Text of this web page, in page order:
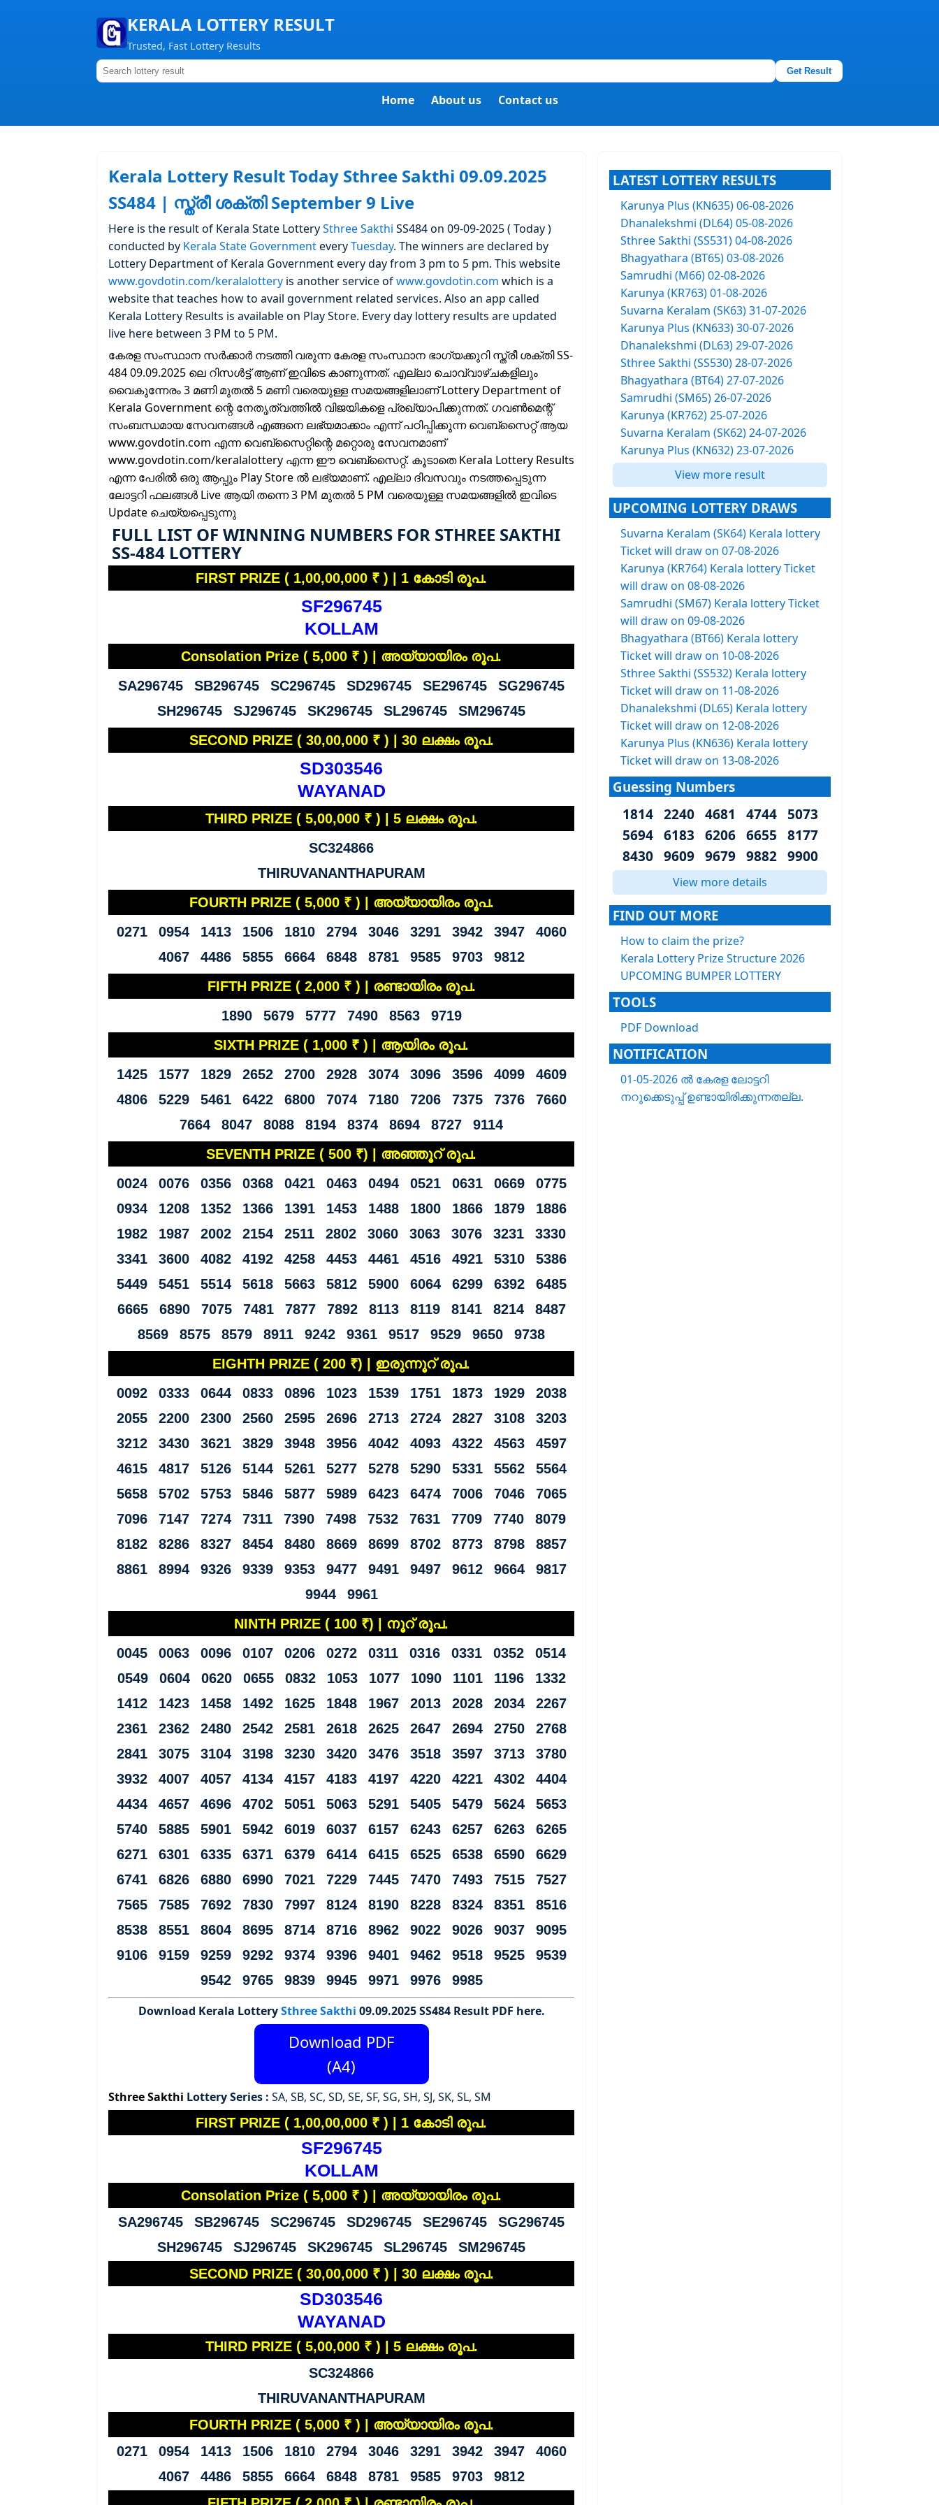
KERALA LOTTERY RESULT
Trusted, Fast Lottery Results
Get Result
Home About us Contact us
Kerala Lottery Result Today Sthree Sakthi 09.09.2025
SS484 | സ്ത്രീ ശക്തി September 9 Live
Here is the result of Kerala State LotterySthree Sakthi SS484 on 09-09-2025 ( Today )
conducted by Kerala State GovernmenteveryTuesday. The winners are declared by
Lottery Department of Kerala Government every day from 3 pm to 5 pm. This website
www.govdotin.com/keralalottery is another service ofwww.govdotin.com which is a
website that teaches how to avail government related services. Also an app called
Kerala Lottery Results is available on Play Store. Every day lottery results are updated
live here between 3 PM to 5 PM.
കേരള സംസ്ഥാന സർക്കാർ നടത്തി വരുന്ന കേരള സംസ്ഥാന ഭാഗ്യക്കുറി സ്ത്രീ ശക്തി SS-
484 09.09.2025 ലെ റിസൾട്ട് ആണ് ഇവിടെ കാണുന്നത്. എല്ലാ ചൊവ്വാഴ്ചകളിലും
വൈകുന്നേരം 3 മണി മുതൽ 5 മണി വരെയുള്ള സമയങ്ങളിലാണ് Lottery Department of
Kerala Government ന്റെ നേതൃത്വത്തിൽ വിജയികളെ പ്രഖ്യാപിക്കുന്നത്. ഗവൺമെന്റ്
സംബന്ധമായ സേവനങ്ങൾ എങ്ങനെ ലഭ്യമാക്കാം എന്ന് പഠിപ്പിക്കുന്ന വെബ്സൈറ്റ് ആയ
www.govdotin.com എന്ന വെബ്സൈറ്റിന്റെ മറ്റൊരു സേവനമാണ്
www.govdotin.com/keralalottery എന്ന ഈ വെബ്സൈറ്റ്. കൂടാതെ Kerala Lottery Results
എന്ന പേരിൽ ഒരു ആപ്പും Play Store ൽ ലഭ്യമാണ്. എല്ലാ ദിവസവും നടത്തപ്പെടുന്ന
ലോട്ടറി ഫലങ്ങൾ Live ആയി തന്നെ 3 PM മുതൽ 5 PM വരെയുള്ള സമയങ്ങളിൽ ഇവിടെ
Update ചെയ്യപ്പെടുന്നു
FULL LIST OF WINNING NUMBERS FOR STHREE SAKTHI
SS-484 LOTTERY
FIRST PRIZE ( 1,00,00,000 ₹ ) | 1 കോടി രൂപ.
SF296745
KOLLAM
Consolation Prize ( 5,000 ₹ ) | അയ്യായിരം രൂപ.
SA296745 SB296745 SC296745 SD296745 SE296745 SG296745
SH296745 SJ296745 SK296745 SL296745 SM296745
SECOND PRIZE ( 30,00,000 ₹ ) | 30 ലക്ഷം രൂപ.
SD303546
WAYANAD
THIRD PRIZE ( 5,00,000 ₹ ) | 5 ലക്ഷം രൂപ.
SC324866
THIRUVANANTHAPURAM
FOURTH PRIZE ( 5,000 ₹ ) | അയ്യായിരം രൂപ.
0271 0954 1413 1506 1810 2794 3046 3291 3942 3947 4060
4067 4486 5855 6664 6848 8781 9585 9703 9812
FIFTH PRIZE ( 2,000 ₹ ) | രണ്ടായിരം രൂപ.
1890 5679 5777 7490 8563 9719
SIXTH PRIZE ( 1,000 ₹ ) | ആയിരം രൂപ.
1425 1577 1829 2652 2700 2928 3074 3096 3596 4099 4609
4806 5229 5461 6422 6800 7074 7180 7206 7375 7376 7660
7664 8047 8088 8194 8374 8694 8727 9114
SEVENTH PRIZE ( 500 ₹) | അഞ്ഞൂറ് രൂപ.
0024 0076 0356 0368 0421 0463 0494 0521 0631 0669 0775
0934 1208 1352 1366 1391 1453 1488 1800 1866 1879 1886
1982 1987 2002 2154 2511 2802 3060 3063 3076 3231 3330
3341 3600 4082 4192 4258 4453 4461 4516 4921 5310 5386
5449 5451 5514 5618 5663 5812 5900 6064 6299 6392 6485
6665 6890 7075 7481 7877 7892 8113 8119 8141 8214 8487
8569 8575 8579 8911 9242 9361 9517 9529 9650 9738
EIGHTH PRIZE ( 200 ₹) | ഇരുന്നൂറ് രൂപ.
0092 0333 0644 0833 0896 1023 1539 1751 1873 1929 2038
2055 2200 2300 2560 2595 2696 2713 2724 2827 3108 3203
3212 3430 3621 3829 3948 3956 4042 4093 4322 4563 4597
4615 4817 5126 5144 5261 5277 5278 5290 5331 5562 5564
5658 5702 5753 5846 5877 5989 6423 6474 7006 7046 7065
7096 7147 7274 7311 7390 7498 7532 7631 7709 7740 8079
8182 8286 8327 8454 8480 8669 8699 8702 8773 8798 8857
8861 8994 9326 9339 9353 9477 9491 9497 9612 9664 9817
9944 9961
NINTH PRIZE ( 100 ₹) | നൂറ് രൂപ.
0045 0063 0096 0107 0206 0272 0311 0316 0331 0352 0514
0549 0604 0620 0655 0832 1053 1077 1090 1101 1196 1332
1412 1423 1458 1492 1625 1848 1967 2013 2028 2034 2267
2361 2362 2480 2542 2581 2618 2625 2647 2694 2750 2768
2841 3075 3104 3198 3230 3420 3476 3518 3597 3713 3780
3932 4007 4057 4134 4157 4183 4197 4220 4221 4302 4404
4434 4657 4696 4702 5051 5063 5291 5405 5479 5624 5653
5740 5885 5901 5942 6019 6037 6157 6243 6257 6263 6265
6271 6301 6335 6371 6379 6414 6415 6525 6538 6590 6629
6741 6826 6880 6990 7021 7229 7445 7470 7493 7515 7527
7565 7585 7692 7830 7997 8124 8190 8228 8324 8351 8516
8538 8551 8604 8695 8714 8716 8962 9022 9026 9037 9095
9106 9159 9259 9292 9374 9396 9401 9462 9518 9525 9539
9542 9765 9839 9945 9971 9976 9985
Download Kerala LotterySthree Sakthi 09.09.2025SS484 Result PDF here.
Download PDF
(A4)
Sthree Sakthi Lottery Series : SA, SB, SC, SD, SE, SF, SG, SH, SJ, SK, SL, SM
FIRST PRIZE ( 1,00,00,000 ₹ ) | 1 കോടി രൂപ.
SF296745
KOLLAM
Consolation Prize ( 5,000 ₹ ) | അയ്യായിരം രൂപ.
SA296745 SB296745 SC296745 SD296745 SE296745 SG296745
SH296745 SJ296745 SK296745 SL296745 SM296745
SECOND PRIZE ( 30,00,000 ₹ ) | 30 ലക്ഷം രൂപ.
SD303546
WAYANAD
THIRD PRIZE ( 5,00,000 ₹ ) | 5 ലക്ഷം രൂപ.
SC324866
THIRUVANANTHAPURAM
FOURTH PRIZE ( 5,000 ₹ ) | അയ്യായിരം രൂപ.
0271 0954 1413 1506 1810 2794 3046 3291 3942 3947 4060
4067 4486 5855 6664 6848 8781 9585 9703 9812
LATEST LOTTERY RESULTS
Karunya Plus (KN635) 06-08-2026
Dhanalekshmi (DL64) 05-08-2026
Sthree Sakthi (SS531) 04-08-2026
Bhagyathara (BT65) 03-08-2026
Samrudhi (M66) 02-08-2026
Karunya (KR763) 01-08-2026
Suvarna Keralam (SK63) 31-07-2026
Karunya Plus (KN633) 30-07-2026
Dhanalekshmi (DL63) 29-07-2026
Sthree Sakthi (SS530) 28-07-2026
Bhagyathara (BT64) 27-07-2026
Samrudhi (SM65) 26-07-2026
Karunya (KR762) 25-07-2026
Suvarna Keralam (SK62) 24-07-2026
Karunya Plus (KN632) 23-07-2026
View more result
UPCOMING LOTTERY DRAWS
Suvarna Keralam (SK64) Kerala lottery
Ticket will draw on 07-08-2026
Karunya (KR764) Kerala lottery Ticket
will draw on 08-08-2026
Samrudhi (SM67) Kerala lottery Ticket
will draw on 09-08-2026
Bhagyathara (BT66) Kerala lottery
Ticket will draw on 10-08-2026
Sthree Sakthi (SS532) Kerala lottery
Ticket will draw on 11-08-2026
Dhanalekshmi (DL65) Kerala lottery
Ticket will draw on 12-08-2026
Karunya Plus (KN636) Kerala lottery
Ticket will draw on 13-08-2026
Guessing Numbers
1814 2240 4681 4744 5073
5694 6183 6206 6655 8177
8430 9609 9679 9882 9900
View more details
FIND OUT MORE
How to claim the prize?
Kerala Lottery Prize Structure 2026
UPCOMING BUMPER LOTTERY
TOOLS
PDF Download
NOTIFICATION
01-05-2026 ൽ കേരള ലോട്ടറി
നറുക്കെടുപ്പ് ഉണ്ടായിരിക്കുന്നതല്ല.